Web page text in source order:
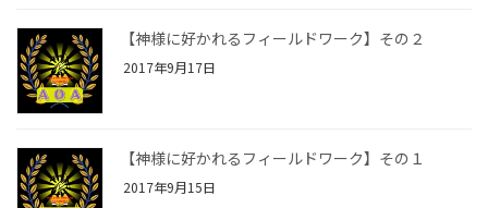
【神様に好かれるフィールドワーク】その２
2017年9月17日
【神様に好かれるフィールドワーク】その１
2017年9月15日